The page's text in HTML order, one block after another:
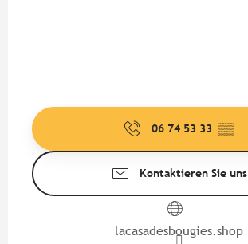
06 74 53 33 ▒▒
Kontaktieren Sie uns
lacasadesbougies.shop